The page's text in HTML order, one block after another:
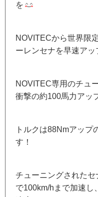
を
NOVITECから世界限
ーレンセナを早速アッ
NOVITEC専用のチュ
衝撃の約100馬力アッ
トルクは88Nmアップ
す！
チューニングされた
で100km/hまで加速し